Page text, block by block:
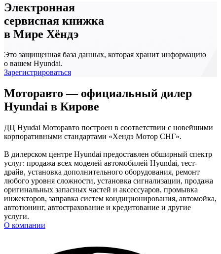
Электронная
сервисная книжка
в Мире Хёндэ
Это защищенная база данных, которая хранит информацию
о вашем Hyundai.
Зарегистрироваться
Моторавто — официальный дилер
Hyundai в Кирове
ДЦ Hyudai Моторавто построен в соответствии с новейшими
корпоративными стандартами «Хендэ Мотор СНГ».
В дилерском центре Hyundai предоставлен обширный спектр
услуг: продажа всех моделей автомобилей Hyundai, тест-
драйв, установка дополнительного оборудования, ремонт
любого уровня сложности, установка сигнализации, продажа
оригинальных запасных частей и аксессуаров, промывка
инжекторов, заправка систем кондиционирования, автомойка,
автотюнинг, автострахование и кредитование и другие
услуги.
О компании